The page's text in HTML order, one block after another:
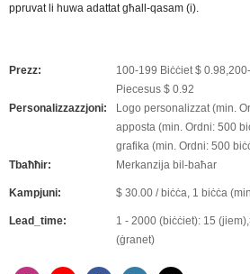
ppruvat li huwa adattat għall-qasam (i).
Prezz:
100-199 Biċċiet $
Piecesus $ 0.92
Personalizzazzjoni:
Logo personalizzat (min.
apposta (min. Ordni: 500
grafika (min. Ordni: 500
Tbaħħir:
Merkanzija bil-baħar
Kampjuni: $ 30.00 / biċċa, 1 biċċa
Lead_time:
1 - 2000 (biċċiet): 15
(ġranet)